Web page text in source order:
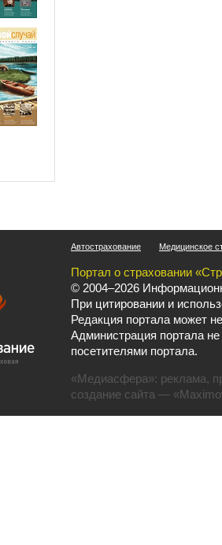
Автострахование Медицинское
Портал о страховании
© 2004–2026
При цитировании и
Редакция портала может
Администрация портала
посетителями портала.
«Медиасфера»: реклама,
создание сайта —